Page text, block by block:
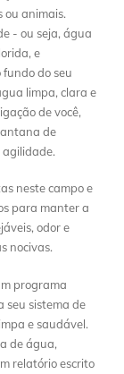
ou animais.
- ou seja, água
e
fundo do seu
limpa, clara e
de você,
de
agilidade.
neste campo e
para manter a
odor e
nocivas.
programa
seu sistema de
e saudável.
de água,
relatório escrito